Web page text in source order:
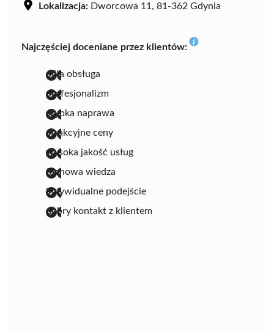
Lokalizacja: Dworcowa 11, 81-362 Gdynia
Najczęściej doceniane przez klientów:
miła obsługa
profesjonalizm
szybka naprawa
atrakcyjne ceny
wysoka jakość usług
fachowa wiedza
indywidualne podejście
dobry kontakt z klientem